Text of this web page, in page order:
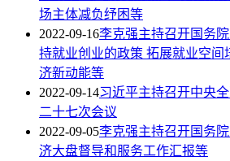
场主体减负纾困等
2022-09-16李克强主持召开国务
持就业创业的政策 拓展就业空间
济新动能等
2022-09-14习近平主持召开中央
二十七次会议
2022-09-05李克强主持召开国务
济大盘督导和服务工作汇报等